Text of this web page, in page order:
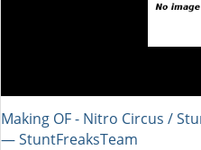
Making OF - Nitro Circus /
― StuntFreaksTeam